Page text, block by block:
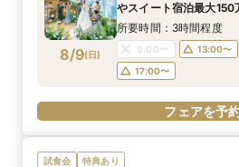
8/9(日)
やスイート宿泊最大
で挙式体験×特選牛食べ
きフェア
所要時間：3時間程度
9:00〜
13:00〜
17:00〜
フェアを予
試食会 特典あり